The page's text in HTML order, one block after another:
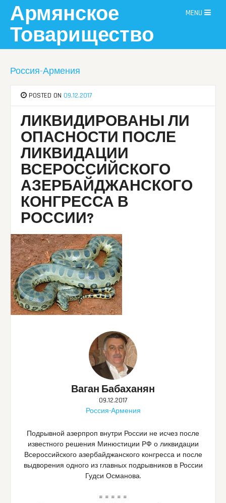
content
Армянское
Товарищество
MENU
Россия-Армения
POSTED ON 09.12.2017
ЛИКВИДИРОВАНЫ ЛИ
ОПАСНОСТИ ПОСЛЕ
ЛИКВИДАЦИИ
ВСЕРОССИЙСКОГО
АЗЕРБАЙДЖАНСКОГО
КОНГРЕССА В
РОССИИ?
Ваган Бабаханян
09.12.2017
Россия-Армения
Подрывной азерпроп внутри России не исчез после
известного решения Минюстиции РФ о ликвидации
Всероссийского азербайджанского конгресса и после
выдворения одного из главных подрывников в России
Гудси Османова.
= = = = =